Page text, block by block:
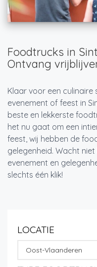
Foodtrucks in
Ontvang
Klaar voor een
evenement of feest in
beste en lekkerste
het nu gaat om een
feest, wij hebben de
gelegenheid. Wacht
evenement en
slechts één klik!
LOCATIE
Oost-Vlaanderen